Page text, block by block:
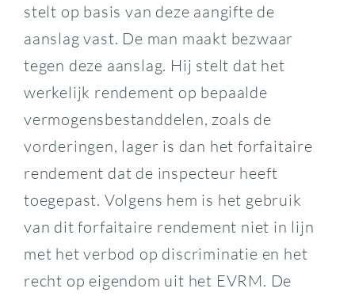
stelt op basis van deze aangifte de
aanslag vast. De man maakt bezwaar
tegen deze aanslag. Hij stelt dat het
werkelijk rendement op bepaalde
vermogensbestanddelen, zoals de
vorderingen, lager is dan het forfaitaire
rendement dat de inspecteur heeft
toegepast. Volgens hem is het gebruik
van dit forfaitaire rendement niet in lijn
met het verbod op discriminatie en het
recht op eigendom uit het EVRM. De